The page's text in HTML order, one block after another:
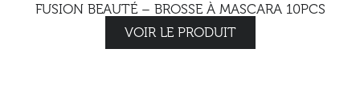
FUSION BEAUTÉ – BROSSE À MASCARA 10PCS
VOIR LE PRODUIT